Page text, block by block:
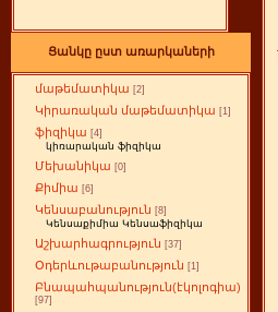
Ցանկը ըստ առարկաների
մաթեմատիկա [2]
Կիրառական մաթեմատիկա [1]
ֆիզիկա [4]
կիռարական ֆիզիկա
Մեխանիկա [0]
Քիմիա [6]
Կենսաբանություն [8]
Կենսաքիմիա Կենսաֆիզիկա
Աշխարհագրություն [37]
Օդերևութաբանություն [1]
Բնապահպանություն(էկոլոգիա)
[97]